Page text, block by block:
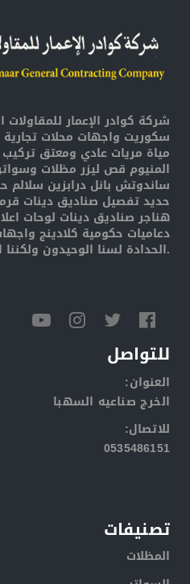
شركة كوادر الإعمار
سكوريت واجهات محلات
مياة مريات عادي ومعتق
المنيوم قص ليزر مظلات
ساندوتش بانل درابزين سلالم
حديد تفصيل صناديق دينات
هناجر صناديق دينات لوحات
دعاميات حكومية كلادينج
الحدادة لسنا الوحيدون ولكننا الافضل.
للتواصل
:العنوان
الخرج صناعيه السهبا
:للاتصال
0535486151
تصنيفات
المظلات